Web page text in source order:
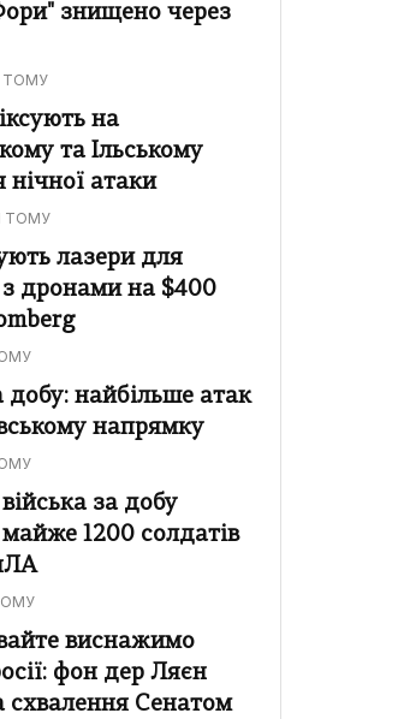
знищено через
ТОМУ
на
та Ільському
нічної атаки
ТОМУ
лазери для
з дронами на $400
добу: найбільше атак
напрямку
війська за добу
1200 солдатів
виснажимо
фон дер Ляєн
схвалення Сенатом